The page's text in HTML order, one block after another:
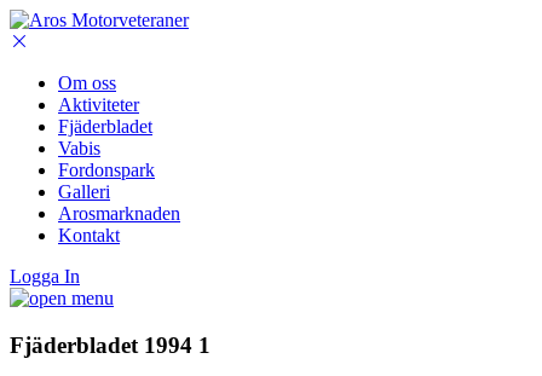
Om oss
Aktiviteter
Fjäderbladet
Vabis
Fordonspark
Galleri
Arosmarknaden
Kontakt
Logga In
Fjäderbladet 1994 1